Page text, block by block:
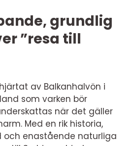
grundlig
”resa till
av Balkanhalvön i
som varken bör
när det gäller
Med en rik historia,
och enastående naturliga